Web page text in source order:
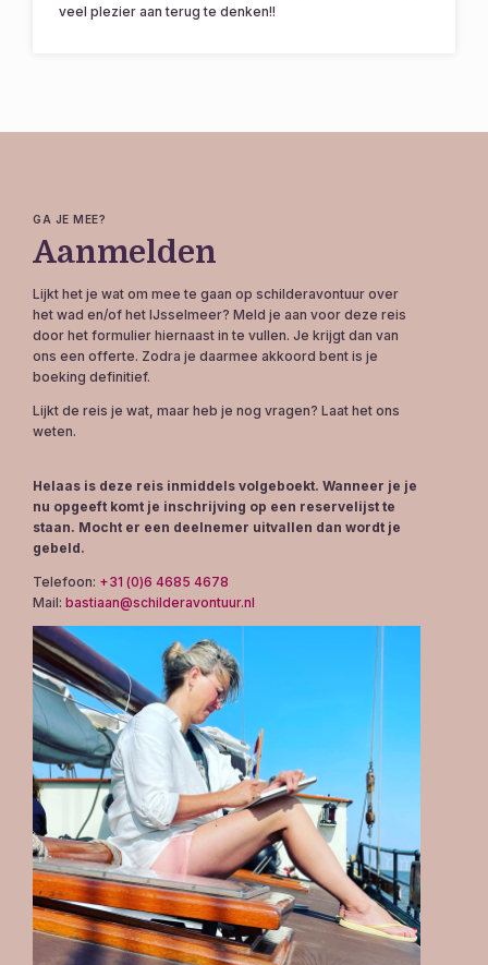
veel plezier aan terug te denken!!
GA JE MEE?
Aanmelden
Lijkt het je wat om mee te gaan op schilderavontuur over
het wad en/of het IJsselmeer? Meld je aan voor deze reis
door het formulier hiernaast in te vullen. Je krijgt dan van
ons een offerte. Zodra je daarmee akkoord bent is je
boeking definitief.
Lijkt de reis je wat, maar heb je nog vragen? Laat het ons
weten.
Helaas is deze reis inmiddels volgeboekt. Wanneer je je
nu opgeeft komt je inschrijving op een reservelijst te
staan. Mocht er een deelnemer uitvallen dan wordt je
gebeld.
Telefoon: +31 (0)6 4685 4678
Mail: bastiaan@schilderavontuur.nl